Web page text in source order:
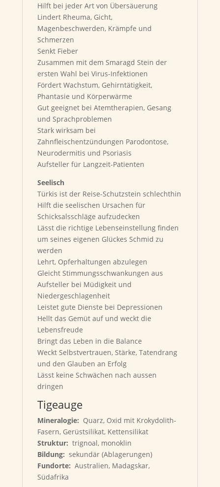
Hilft bei jeder Art von Übersäuerung
Lindert Rheuma, Gicht,
Magenbeschwerden, Krämpfe und
Schmerzen
Senkt Fieber
Zusammen mit dem Smaragd Stein der
ersten Wahl bei Virus-Infektionen
Fördert Wachstum, Gehirntätigkeit,
Phantasie und Körperwärme
Gut geeignet bei Atemtherapien, Gesang
und Sprachproblemen
Stark wirksam bei
Zahnfleischentzündungen Parodontose,
Neurodermitis und Psoriasis
Aufsteller für Langzeit-Patienten
Seelisch
Türkis ist der Reise-Schutzstein schlechthin
Hilft die seelischen Ursachen für
Schicksalsschläge aufzudecken
Lässt die richtige Lebenseinstellung finden
um seines eigenen Glückes Schmid zu
werden
Lehrt, Opferhaltungen abzulegen
Gleicht Stimmungsschwankungen aus
Aufsteller bei Müdigkeit und
Niedergeschlagenheit
Leistet gute Dienste bei Depressionen
Hellt das Gemüt auf und weckt die
Lebensfreude
Bringt das Leben in die Balance
Weckt Selbstvertrauen, Stärke, Tatendrang
und den Glauben an Erfolg
Lässt keine Schwächen nach aussen
dringen
Tigeauge
Mineralogie: Quarz, Oxid mit Krokydolith-
Fasern, Gerüstsilikat, Kettensilikat
Struktur: trignoal, monoklin
Bildung: sekundär (Ablagerungen)
Fundorte: Australien, Madagskar,
Südafrika